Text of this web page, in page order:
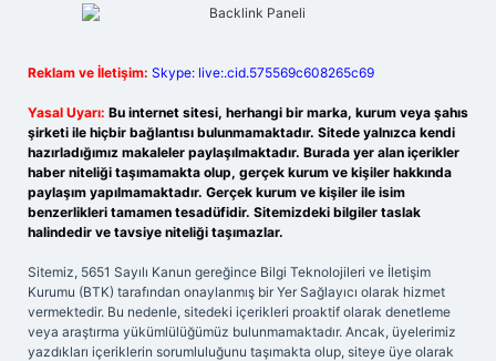
Reklam ve İletişim: Skype: live:.cid.575569c608265c69
Yasal Uyarı: Bu internet sitesi, herhangi bir marka, kurum veya şahıs
şirketi ile hiçbir bağlantısı bulunmamaktadır. Sitede yalnızca kendi
hazırladığımız makaleler paylaşılmaktadır. Burada yer alan içerikler
haber niteliği taşımamakta olup, gerçek kurum ve kişiler hakkında
paylaşım yapılmamaktadır. Gerçek kurum ve kişiler ile isim
benzerlikleri tamamen tesadüfidir. Sitemizdeki bilgiler taslak
halindedir ve tavsiye niteliği taşımazlar.
Sitemiz, 5651 Sayılı Kanun gereğince Bilgi Teknolojileri ve İletişim
Kurumu (BTK) tarafından onaylanmış bir Yer Sağlayıcı olarak hizmet
vermektedir. Bu nedenle, sitedeki içerikleri proaktif olarak denetleme
veya araştırma yükümlülüğümüz bulunmamaktadır. Ancak, üyelerimiz
yazdıkları içeriklerin sorumluluğunu taşımakta olup, siteye üye olarak